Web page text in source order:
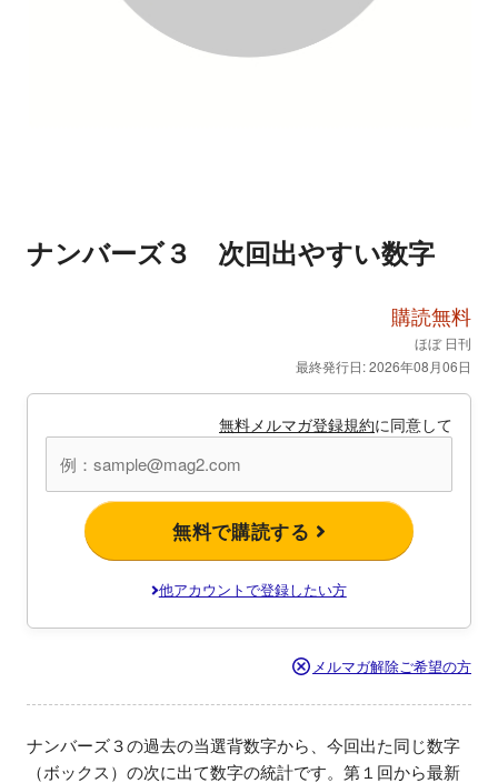
ナンバーズ３ 次回出やすい数字
購読無料
ほぼ 日刊
最終発行日: 2026年08月06日
無料メルマガ登録規約に同意して
無料で購読する
他アカウントで登録したい方
メルマガ解除ご希望の方
ナンバーズ３の過去の当選背数字から、今回出た同じ数字
（ボックス）の次に出て数字の統計です。第１回から最新